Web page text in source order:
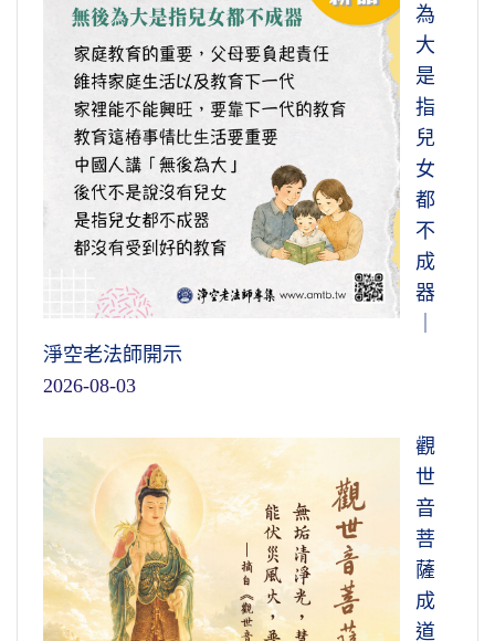
為
大
是
指
兒
女
都
不
成
器
淨空老法師開示
2026-08-03
觀
世
音
菩
薩
成
道